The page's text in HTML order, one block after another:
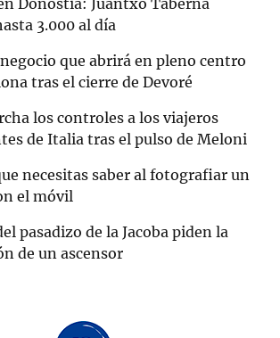
Donostia: Juantxo Taberna
3.000 al día
que abrirá en pleno centro
tras el cierre de Devoré
los controles a los viajeros
de Italia tras el pulso de Meloni
necesitas saber al fotografiar un
el móvil
pasadizo de la Jacoba piden la
de un ascensor